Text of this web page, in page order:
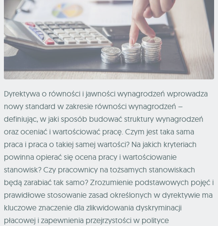
Dyrektywa o równości i jawności wynagrodzeń wprowadza
nowy standard w zakresie równości wynagrodzeń –
definiując, w jaki sposób budować struktury wynagrodzeń
oraz oceniać i wartościować pracę. Czym jest taka sama
praca i praca o takiej samej wartości? Na jakich kryteriach
powinna opierać się ocena pracy i wartościowanie
stanowisk? Czy pracownicy na tożsamych stanowiskach
będą zarabiać tak samo? Zrozumienie podstawowych pojęć i
prawidłowe stosowanie zasad określonych w dyrektywie ma
kluczowe znaczenie dla zlikwidowania dyskryminacji
płacowej i zapewnienia przejrzystości w polityce